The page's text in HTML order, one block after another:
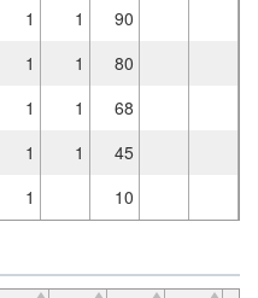
1 1
90
1 1
80
1 1
68
1 1
45
1 10